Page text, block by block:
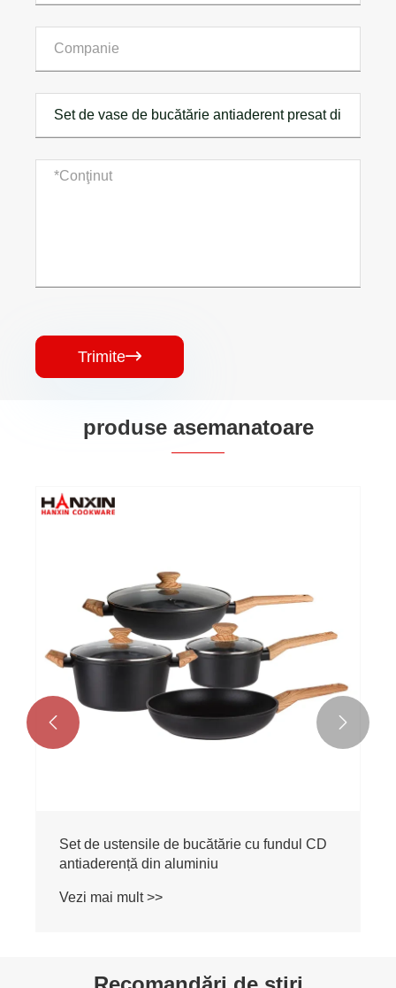
Trimite
produse asemanatoare
Set de ustensile de bucătărie cu fundul CD
antiaderență din aluminiu
Vezi mai mult >>
 